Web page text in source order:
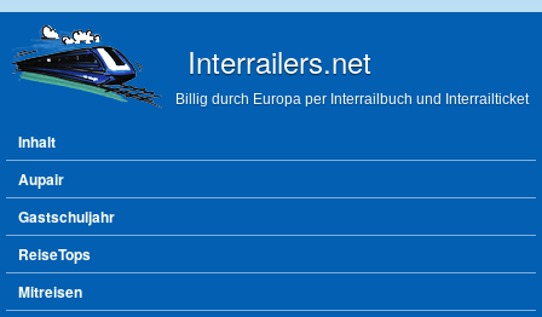
Interrailers.net
Billig durch Europa per Interrailbuch und Interrailticket
Hauptmenü
Inhalt
Aupair
Gastschuljahr
ReiseTops
Mitreisen